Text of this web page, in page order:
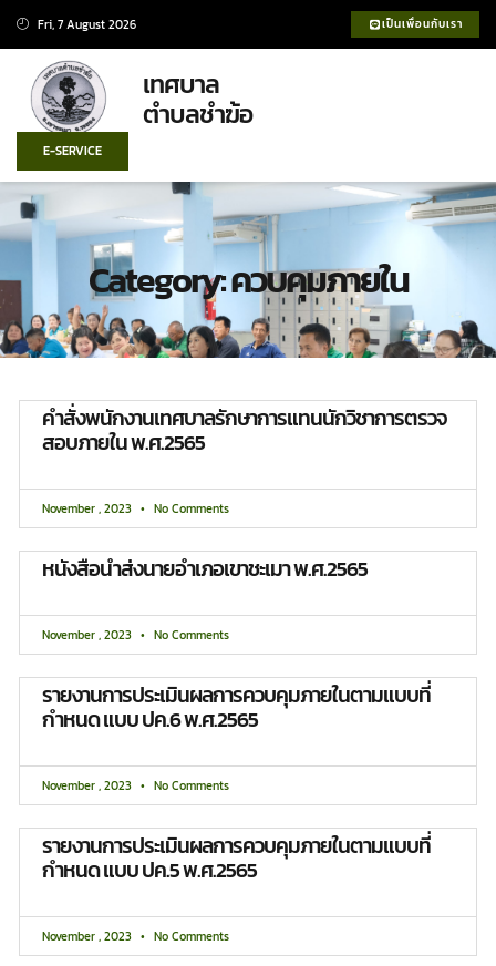
Fri, 7 August 2026 เป็นเพื่อนกับเรา
เทศบาล
ตำบลชำฆ้อ
E-SERVICE
Category: ควบคุมภายใน
คำสั่งพนักงานเทศบาลรักษาการแทนนักวิชาการตรวจ
สอบภายใน พ.ศ.2565
November , 2023 No Comments
หนังสือนำส่งนายอำเภอเขาชะเมา พ.ศ.2565
November , 2023 No Comments
รายงานการประเมินผลการควบคุมภายในตามแบบที่
กำหนด แบบ ปค.6 พ.ศ.2565
November , 2023 No Comments
รายงานการประเมินผลการควบคุมภายในตามแบบที่
กำหนด แบบ ปค.5 พ.ศ.2565
November , 2023 No Comments